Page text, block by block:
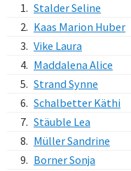
1. Stalder Seline
2. Kaas Marion Huber
3. Vike Laura
4. Maddalena Alice
5. Strand Synne
6. Schalbetter Käthi
7. Stäuble Lea
8. Müller Sandrine
9. Borner Sonja